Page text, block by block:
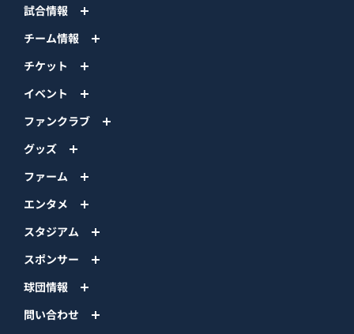
試合情報
チーム情報
チケット
イベント
ファンクラブ
グッズ
ファーム
エンタメ
スタジアム
スポンサー
球団情報
問い合わせ